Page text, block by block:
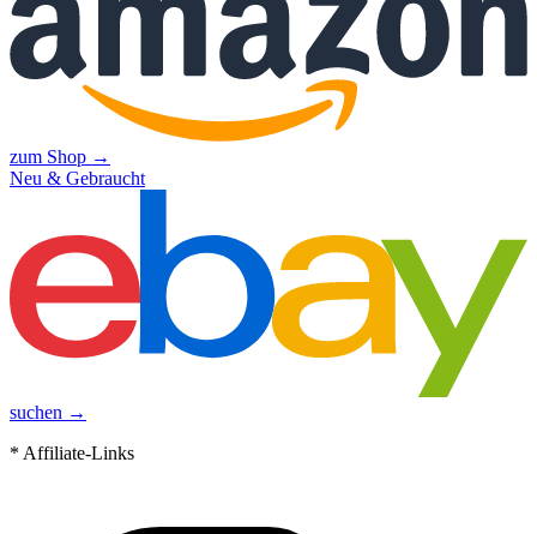
zum Shop →
Neu & Gebraucht
suchen →
* Affiliate-Links